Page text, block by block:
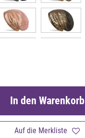
Auf die Merkliste
In den Warenkorb